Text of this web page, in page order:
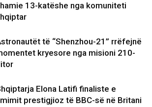
13-katëshe nga komuniteti
të “Shenzhou-21” rrëfejnë
kryesore nga misioni 210-
Elona Latifi finaliste e
prestigjioz të BBC-së në Britani